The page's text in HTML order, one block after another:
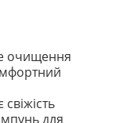
очищення
для